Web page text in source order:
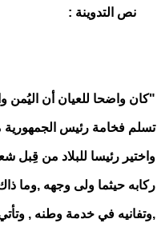
نص التدوينة :
"كان واضحا للعيان أن اليُمن
تسلم فخامة رئيس الجمهورية
واختير رئيسا للبلاد من قِبل
ركابه حيثما ولى وجهه ,وما
,وتفانيه في خدمة وطنه , وتأتي